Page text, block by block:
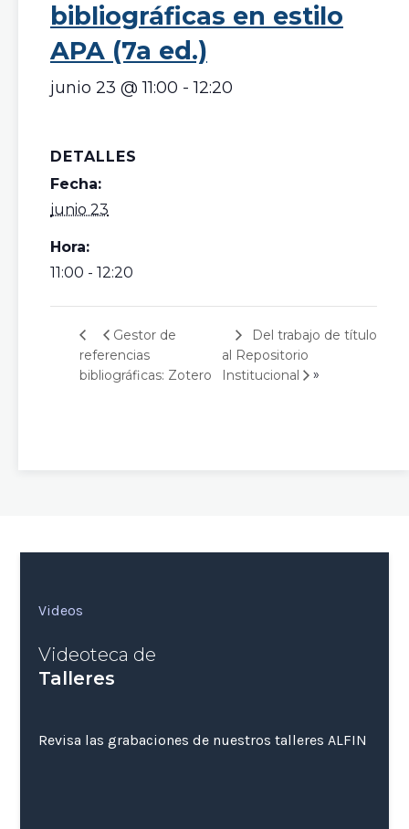
bibliográficas en estilo
APA (7a ed.)
junio 23 @ 11:00 -12:20
DETALLES
Fecha:
junio 23
Hora:
11:00 - 12:20
Gestor de
referencias
bibliográficas: Zotero
Del trabajo de título
al Repositorio
Institucional
»
Videos
Videoteca de
Talleres
Revisa las grabaciones de nuestros talleres ALFIN